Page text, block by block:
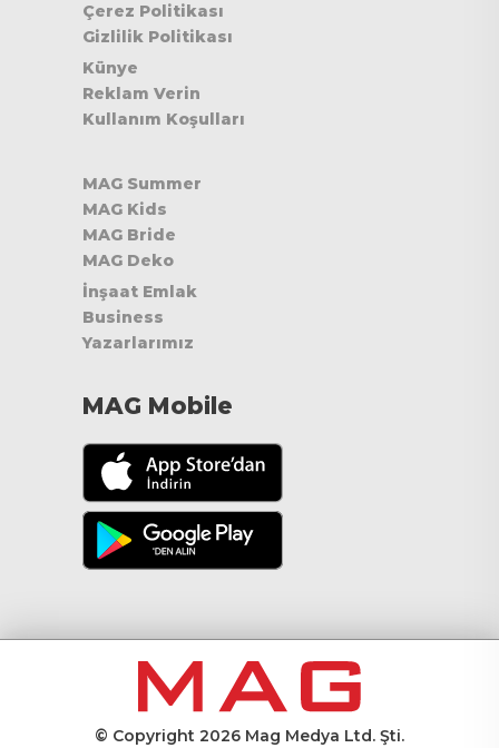
Çerez Politikası
Gizlilik Politikası
Künye
Reklam Verin
Kullanım Koşulları
MAG Summer
MAG Kids
MAG Bride
MAG Deko
İnşaat Emlak
Business
Yazarlarımız
MAG Mobile
© Copyright 2026 Mag Medya Ltd. Şti.